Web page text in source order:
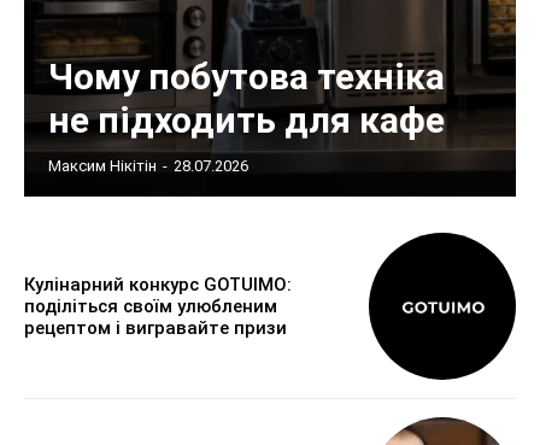
Чому побутова техніка
не підходить для кафе
Максим Нікітін - 28.07.2026
Кулінарний конкурс GOTUIMO:
поділіться своїм улюбленим
рецептом і вигравайте призи